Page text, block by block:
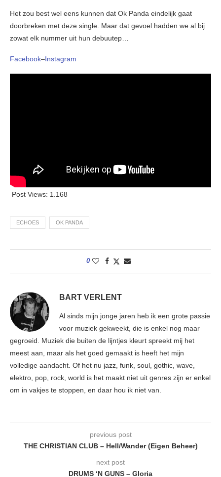
Het zou best wel eens kunnen dat Ok Panda eindelijk gaat
doorbreken met deze single. Maar dat gevoel hadden we al bij
zowat elk nummer uit hun debuutep…
Facebook–Instagram
Post Views: 1.168
ECHOES OK PANDA
0
BART VERLENT
Al sinds mijn jonge jaren heb ik een grote passie
voor muziek gekweekt, die is enkel nog maar
gegroeid. Muziek die buiten de lijntjes kleurt spreekt mij het
meest aan, maar als het goed gemaakt is heeft het mijn
volledige aandacht. Of het nu jazz, funk, soul, gothic, wave,
elektro, pop, rock, world is het maakt niet uit genres zijn er enkel
om in vakjes te stoppen, en daar hou ik niet van.
previous post
THE CHRISTIAN CLUB – Hell/Wander (Eigen Beheer)
next post
DRUMS ‘N GUNS – Gloria